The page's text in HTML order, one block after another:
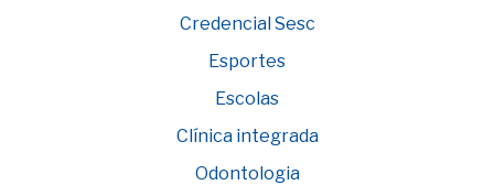
Credencial Sesc
Esportes
Escolas
Clínica integrada
Odontologia